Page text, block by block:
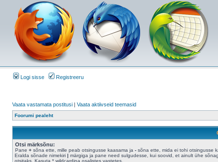
Logi sisse Registreeru
Vaata vastamata postitusi | Vaata aktiivseid teemasid
Foorumi pealeht
Otsi märksõnu:
Pane + sõna ette, mille peab otsingusse kaasama ja - sõna ette, mida ei tohi otsingusse
Eralda sõnade nimekiri | märgiga ja pane need sulgudesse, kui soovid, et ainult ühe
otsitaks. Kasuta * wildcardina osalistes vastetes.